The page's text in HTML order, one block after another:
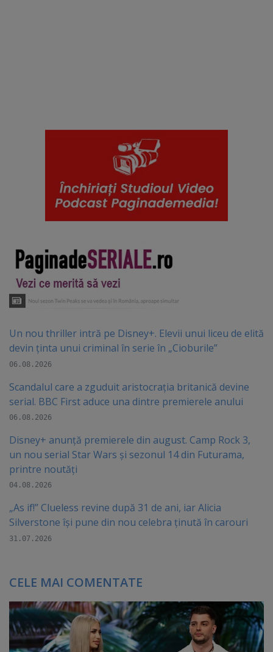
Un nou thriller intră pe Disney+. Elevii unui liceu de elită
devin ținta unui criminal în serie în „Cioburile”
06.08.2026
Scandalul care a zguduit aristocrația britanică devine
serial. BBC First aduce una dintre premierele anului
06.08.2026
Disney+ anunță premierele din august. Camp Rock 3,
un nou serial Star Wars și sezonul 14 din Futurama,
printre noutăți
04.08.2026
„As if!” Clueless revine după 31 de ani, iar Alicia
Silverstone își pune din nou celebra ținută în carouri
31.07.2026
CELE MAI COMENTATE